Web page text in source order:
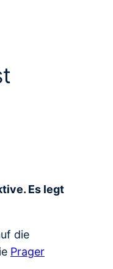
Es legt
die
Prager